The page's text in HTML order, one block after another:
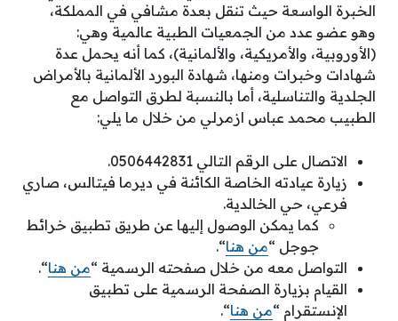
الخبرة الواسعة حيث تنقل بعدة مشافي في المملكة،
وهو عضو عدد من الجمعيات الطبية عالمية وهي:
(الأوروبية، والأمريكية، والألمانية)، كما أنه يحمل عدة
شهادات وخبرات ومنها، شهادة البورد الألمانية بالأمراض
الجلدية والتناسلية، أما بالنسبة لطرق التواصل مع
الطبيب محمد عباس ازمرلي من خلال ما يلي:
الاتصال على الرقم التالي 0506442831.
زيارة عيادته الخاصة الكائنة في ديرما فيتالس، صاري
فرعي، حي الخالدية.
كما يمكن الوصول إليها عن طريق تطبيق خرائط
جوجل “من هنا“.
التواصل معه من خلال صفحته الرسمية “من هنا“.
القيام بزيارة الصفحة الرسمية على تطبيق
الإنستقرام “من هنا“.